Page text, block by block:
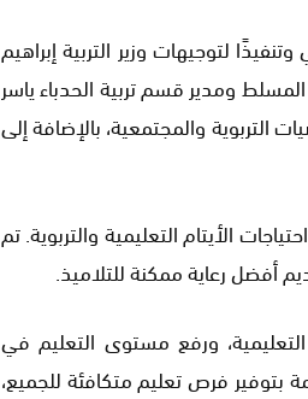
لتوجيهات وزير التربية إبراهيم
ومدير قسم تربية الحدباء ياسر
والمجتمعية، بالإضافة إلى
الأيتام التعليمية والتربوية. تم
أفضل رعاية ممكنة للتلاميذ.
ورفع مستوى التعليم في
بتوفير فرص تعليم متكافئة للجميع،